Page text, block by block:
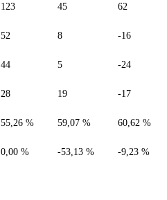
123 45 62
52 8 -16
44 5 -24
28 19 -17
55,26 % 59,07 % 60,62 %
0,00 % -53,13 % -9,23 %